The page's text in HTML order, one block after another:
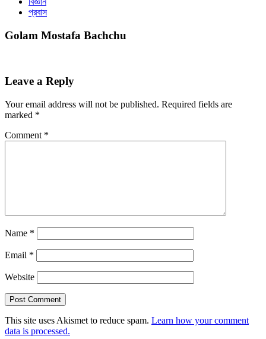
প্রবাস
Golam Mostafa Bachchu
Leave a Reply
Your email address will not be published. Required fields are
marked *
Comment *
Name *
Email *
Website
This site uses Akismet to reduce spam. Learn how your comment
data is processed.